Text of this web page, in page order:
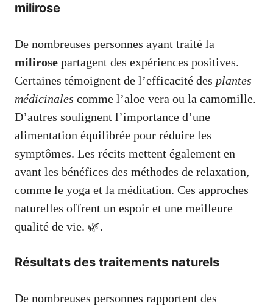
milirose
De nombreuses personnes ayant traité la
milirose partagent des expériences positives.
Certaines témoignent de l’efficacité des plantes
médicinales comme l’aloe vera ou la camomille.
D’autres soulignent l’importance d’une
alimentation équilibrée pour réduire les
symptômes. Les récits mettent également en
avant les bénéfices des méthodes de relaxation,
comme le yoga et la méditation. Ces approches
naturelles offrent un espoir et une meilleure
qualité de vie. 🌿.
Résultats des traitements naturels
De nombreuses personnes rapportent des